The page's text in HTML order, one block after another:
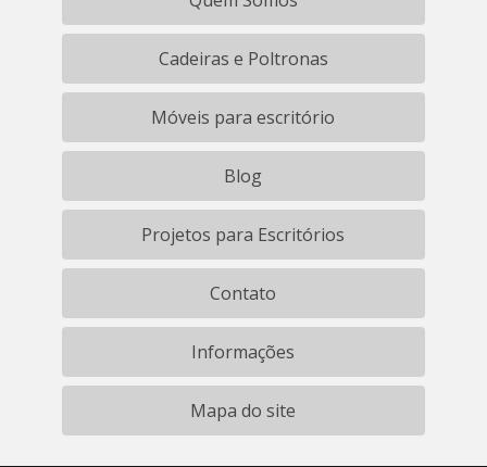
Cadeiras e Poltronas
Móveis para escritório
Blog
Projetos para Escritórios
Contato
Informações
Mapa do site